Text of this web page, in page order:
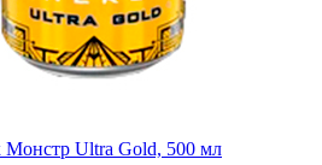
Монстр Ultra Gold, 500 мл